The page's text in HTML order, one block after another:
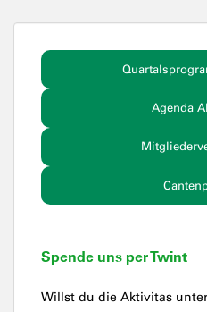
Agenda
Spende uns per Twint
Willst du die Aktivitas